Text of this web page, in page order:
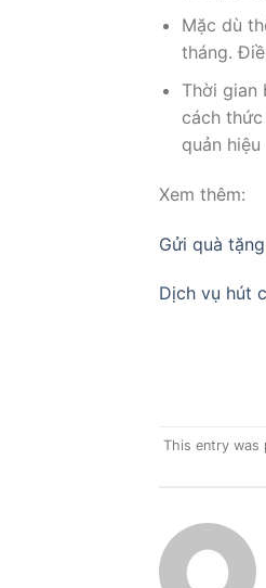
Mặc dù
tháng.
Thời gian
cách
quản hiệu
Xem thêm:
Gửi quà
Dịch vụ hút
This entry was